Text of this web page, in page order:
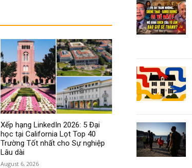
Xếp hạng LinkedIn 2026: 5 Đại
học tại California Lọt Top 40
Trường Tốt nhất cho Sự nghiệp
Lâu dài
August 6, 2026